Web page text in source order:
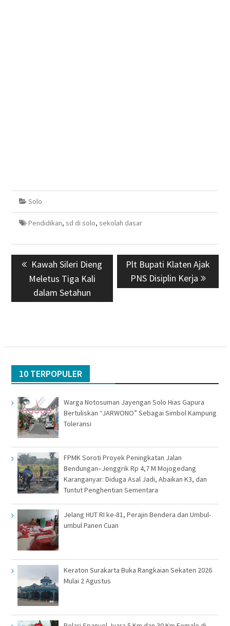
Solo
Pendidikan, sd di solo, sekolah dasar
Navigasi
pos Previous
post:
Kawah Sileri Dieng
Meletus Tiga Kali
dalam Setahun
Next
post:
Plt Bupati Klaten Ajak
PNS Disiplin Kerja
10 TERPOPULER
Warga Notosuman Jayengan Solo Hias Gapura
Bertuliskan “JARWONO” Sebagai Simbol Kampung
Toleransi
FPMK Soroti Proyek Peningkatan Jalan
Bendungan–Jenggrik Rp 4,7 M Mojogedang
Karanganyar: Diduga Asal Jadi, Abaikan K3, dan
Tuntut Penghentian Sementara
Jelang HUT RI ke-81, Perajin Bendera dan Umbul-
umbul Panen Cuan
Keraton Surakarta Buka Rangkaian Sekaten 2026
Mulai 2 Agustus